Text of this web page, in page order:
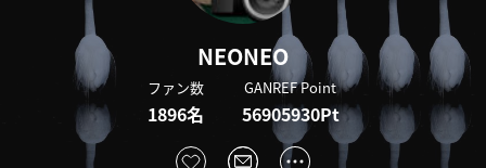
NEONEO
ファン数
1896名
GANREF Point
56905930Pt